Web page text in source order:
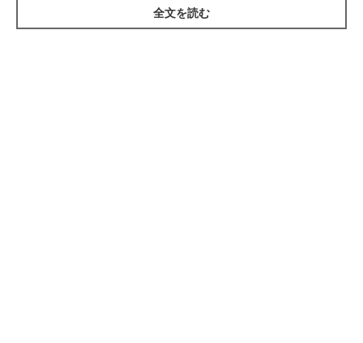
全文を読む